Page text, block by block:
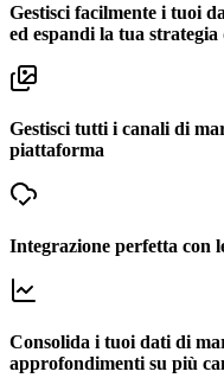
Gestisci facilmente i tuoi
ed espandi la tua
Gestisci tutti i canali di
piattaforma
Integrazione perfetta con
Consolida i tuoi dati di
approfondimenti su più